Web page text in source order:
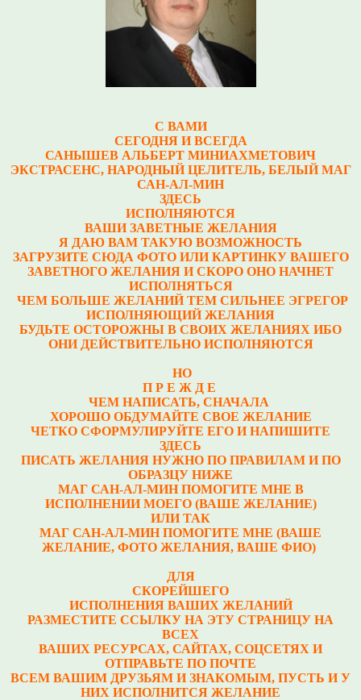
С ВАМИ
СЕГОДНЯ И ВСЕГДА
САНЫШЕВ АЛЬБЕРТ МИНИАХМЕТОВИЧ
ЭКСТРАСЕНС, НАРОДНЫЙ ЦЕЛИТЕЛЬ, БЕЛЫЙ МАГ
САН-АЛ-МИН
ЗДЕСЬ
ИСПОЛНЯЮТСЯ
ВАШИ ЗАВЕТНЫЕ ЖЕЛАНИЯ
Я ДАЮ ВАМ ТАКУЮ ВОЗМОЖНОСТЬ
ЗАГРУЗИТЕ СЮДА ФОТО ИЛИ КАРТИНКУ ВАШЕГО
ЗАВЕТНОГО ЖЕЛАНИЯ И СКОРО ОНО НАЧНЕТ
ИСПОЛНЯТЬСЯ
ЧЕМ БОЛЬШЕ ЖЕЛАНИЙ ТЕМ СИЛЬНЕЕ ЭГРЕГОР
ИСПОЛНЯЮЩИЙ ЖЕЛАНИЯ
БУДЬТЕ ОСТОРОЖНЫ В СВОИХ ЖЕЛАНИЯХ ИБО
ОНИ ДЕЙСТВИТЕЛЬНО ИСПОЛНЯЮТСЯ
НО
П Р Е Ж Д Е
ЧЕМ НАПИСАТЬ, СНАЧАЛА
ХОРОШО ОБДУМАЙТЕ СВОЕ ЖЕЛАНИЕ
ЧЕТКО СФОРМУЛИРУЙТЕ ЕГО И НАПИШИТЕ
ЗДЕСЬ
ПИСАТЬ ЖЕЛАНИЯ НУЖНО ПО ПРАВИЛАМ И ПО
ОБРАЗЦУ НИЖЕ
МАГ САН-АЛ-МИН ПОМОГИТЕ МНЕ В
ИСПОЛНЕНИИ МОЕГО (ВАШЕ ЖЕЛАНИЕ)
ИЛИ ТАК
МАГ САН-АЛ-МИН ПОМОГИТЕ МНЕ (ВАШЕ
ЖЕЛАНИЕ, ФОТО ЖЕЛАНИЯ, ВАШЕ ФИО)
ДЛЯ
СКОРЕЙШЕГО
ИСПОЛНЕНИЯ ВАШИХ ЖЕЛАНИЙ
РАЗМЕСТИТЕ ССЫЛКУ НА ЭТУ СТРАНИЦУ НА
ВСЕХ
ВАШИХ РЕСУРСАХ, САЙТАХ, СОЦСЕТЯХ И
ОТПРАВЬТЕ ПО ПОЧТЕ
ВСЕМ ВАШИМ ДРУЗЬЯМ И ЗНАКОМЫМ, ПУСТЬ И У
НИХ ИСПОЛНИТСЯ ЖЕЛАНИЕ